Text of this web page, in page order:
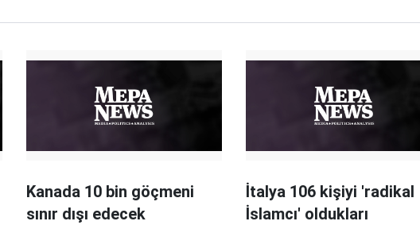
Kanada 10 bin göçmeni
sınır dışı edecek
İtalya 106 kişiyi 'radikal
İslamcı' oldukları